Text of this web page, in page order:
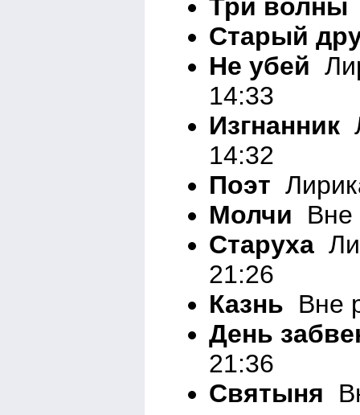
Три волны
Старый
Не убей
14:33
Изгнанник
14:32
Поэт
Молчи Вне
Старуха
21:26
Казнь Вне
День
21:36
Святыня